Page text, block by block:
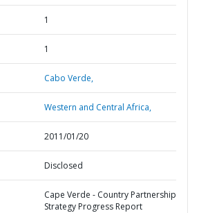
1
1
Cabo Verde,
Western and Central Africa,
2011/01/20
Disclosed
Cape Verde - Country Partnership
Strategy Progress Report